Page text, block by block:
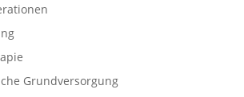
Grundversorgung